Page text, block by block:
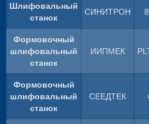
Шлифовальный
станок
СИНИТРОН
Формовочный
шлифовальный
станок
ИИПМЕК
Формовочный
шлифовальный
станок
СЕЕДТЕК